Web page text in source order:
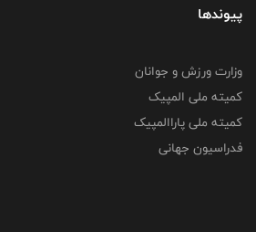
پیوندها
وزارت ورزش و جوانان
کمیته ملی المپیک
کمیته ملی پاراالمپیک
فدراسیون جهانی